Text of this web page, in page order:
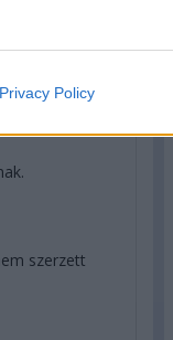
Privacy Policy
Furcsa
szerzett